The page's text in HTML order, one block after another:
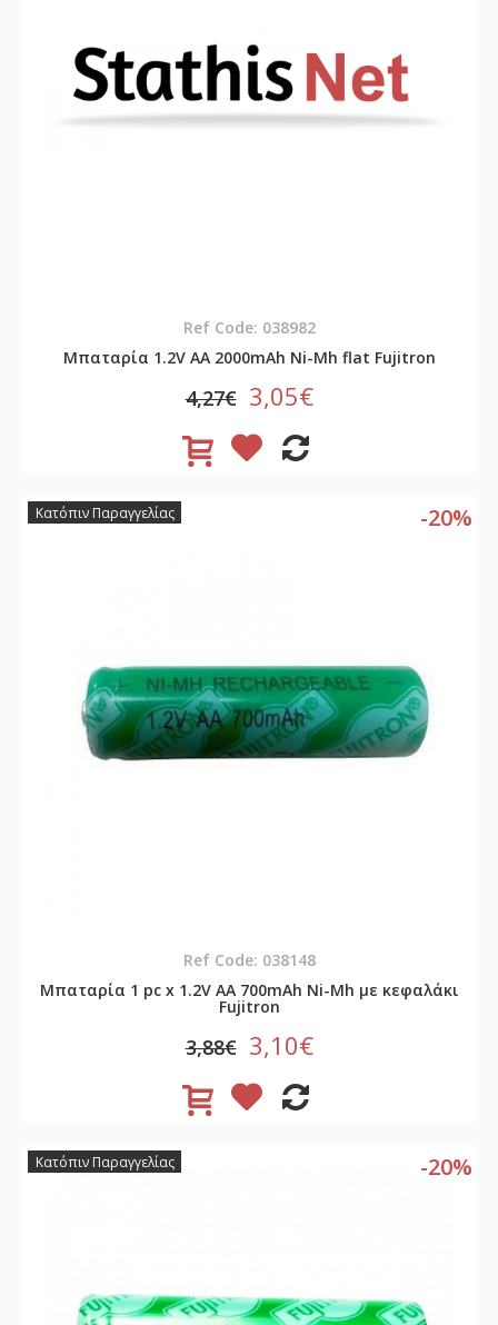
Ref Code: 038982
Μπαταρία 1.2V AA 2000mAh Ni-Mh flat Fujitron
4,27€ 3,05€
-20%
Κατόπιν Παραγγελίας
Ref Code: 038148
Μπαταρία 1 pc x 1.2V AA 700mAh Νi-Mh με κεφαλάκι
Fujitron
3,88€ 3,10€
-20%
Κατόπιν Παραγγελίας